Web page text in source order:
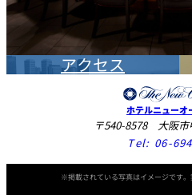
アクセス
ホテルニューオ
〒540-8578 大阪市
Tel: 06-
※掲載されている写真はイメージです。